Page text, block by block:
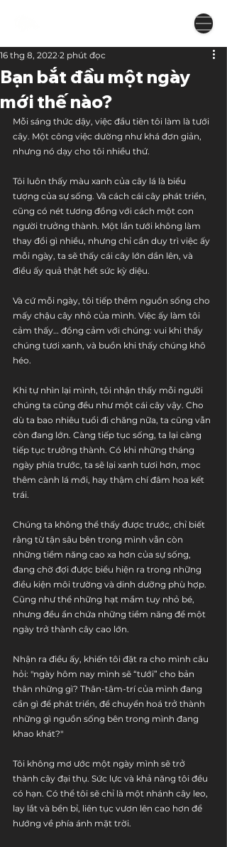
Bạn bắt đầu một ngày
mới thế nào?
16 thg 8, 2022 2 phút đọc
Mỗi sáng thức dậy, việc đầu tiên tôi làm là tưới
cây. Một công việc dường như khá đơn giản,
nhưng nó dạy cho tôi nhiều thứ.
Tôi luôn thấy màu xanh của cây lá là biểu
tượng của sự sống. Và cách cái cây phát triển,
cũng có nét tương đồng với cách một con
người trưởng thành. Một lần tưới không làm
thay đổi gì nhiều, nhưng chỉ cần duy trì việc ấy
mỗi ngày, ta sẽ thấy cái cây lớn dần lên, và
điều ấy quả thật hết sức kỳ diệu.
Và cứ mỗi ngày, tôi tiếp thêm nguồn sống cho
mấy chậu cây nhỏ của mình. Việc ấy làm tôi
cảm thấy… đồng cảm với chúng: vui khi thấy
chúng tươi xanh, và buồn khi thấy chúng khô
héo.
Khi tự nhìn lại mình, tôi nhận thấy mỗi người
chúng ta cũng đều như một cái cây vậy. Cho
dù ta bao nhiêu tuổi đi chăng nữa, ta cũng vẫn
còn đang lớn. Càng tiếp tục sống, ta lại càng
tiếp tục trưởng thành. Có khi những tháng
ngày phía trước, ta sẽ lại xanh tươi hơn, mọc
thêm cành lá mới, hay thậm chí đâm hoa kết
trái.
Chúng ta không thể thấy được trước, chỉ biết
rằng từ tận sâu bên trong mình vẫn còn
những tiềm năng cao xa hơn của sự sống,
đang chờ đợi được biểu hiện ra trong những
điều kiện môi trường và dinh dưỡng phù hợp.
Cũng như thể những hạt mầm tuy nhỏ bé,
nhưng đều ẩn chứa những tiềm năng để một
ngày trở thành cây cao lớn.
Nhận ra điều ấy, khiến tôi đặt ra cho mình câu
hỏi: "ngày hôm nay mình sẽ “tưới” cho bản
thân những gì? Thân-tâm-trí của mình đang
cần gì để phát triển, để chuyển hoá trở thành
những gì nguồn sống bên trong mình đang
khao khát?"
Tôi không mơ ước một ngày mình sẽ trở
thành cây đại thụ. Sức lực và khả năng tôi đều
có hạn. Có thể tôi sẽ chỉ là một nhánh cây leo,
lay lắt và bền bỉ, liên tục vươn lên cao hơn để
hướng về phía ánh mặt trời.